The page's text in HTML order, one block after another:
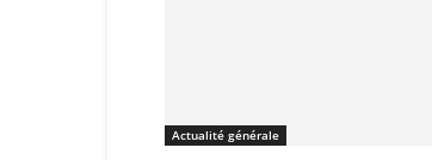
Actualité générale